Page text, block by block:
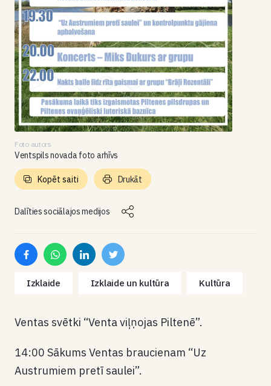
Foto autors
Ventspils novada foto arhīvs
Dalīties sociālajos medijos
Kopēt saiti Drukāt
Izklaide Izklaide un kultūra Kultūra
Ventas svētki “Venta viļņojas Piltenē”.
14:00 Sākums Ventas braucienam “Uz
Austrumiem pretī saulei”.